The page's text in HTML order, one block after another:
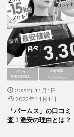
2022年11月1日
2022年11月1日
「パームス」の口コ
査！激安の理由とは？